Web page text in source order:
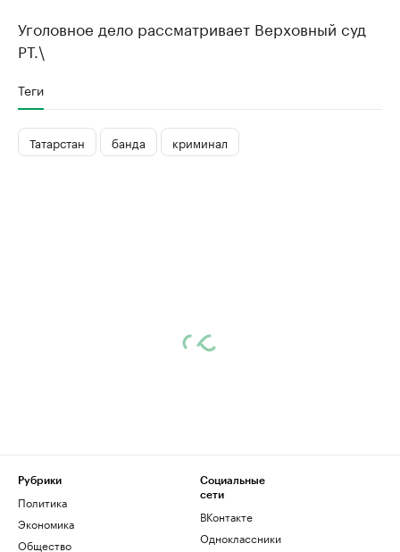
​Уголовное дело рассматривает Верховный суд
РТ.\
Теги
Татарстан банда криминал
Рубрики
Политика
Экономика
Общество
Социальные
сети
ВКонтакте
Одноклассники